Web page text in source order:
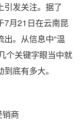
引发关注。据了
7月21日在云南昆
。从信息中“温
个关键字眼当中就
底有多大。
销商